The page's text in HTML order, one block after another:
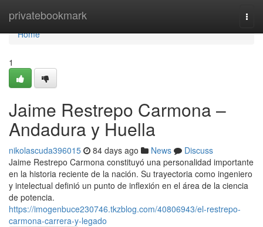
privatebookmark
Home
Home
1
Jaime Restrepo Carmona –
Andadura y Huella
nikolascuda396015 84 days ago News
Discuss
Jaime Restrepo Carmona constituyó una personalidad importante
en la historia reciente de la nación. Su trayectoria como ingeniero
y intelectual definió un punto de inflexión en el área de la ciencia
de potencia.
https://imogenbuce230746.tkzblog.com/40806943/el-restrepo-
carmona-carrera-y-legado